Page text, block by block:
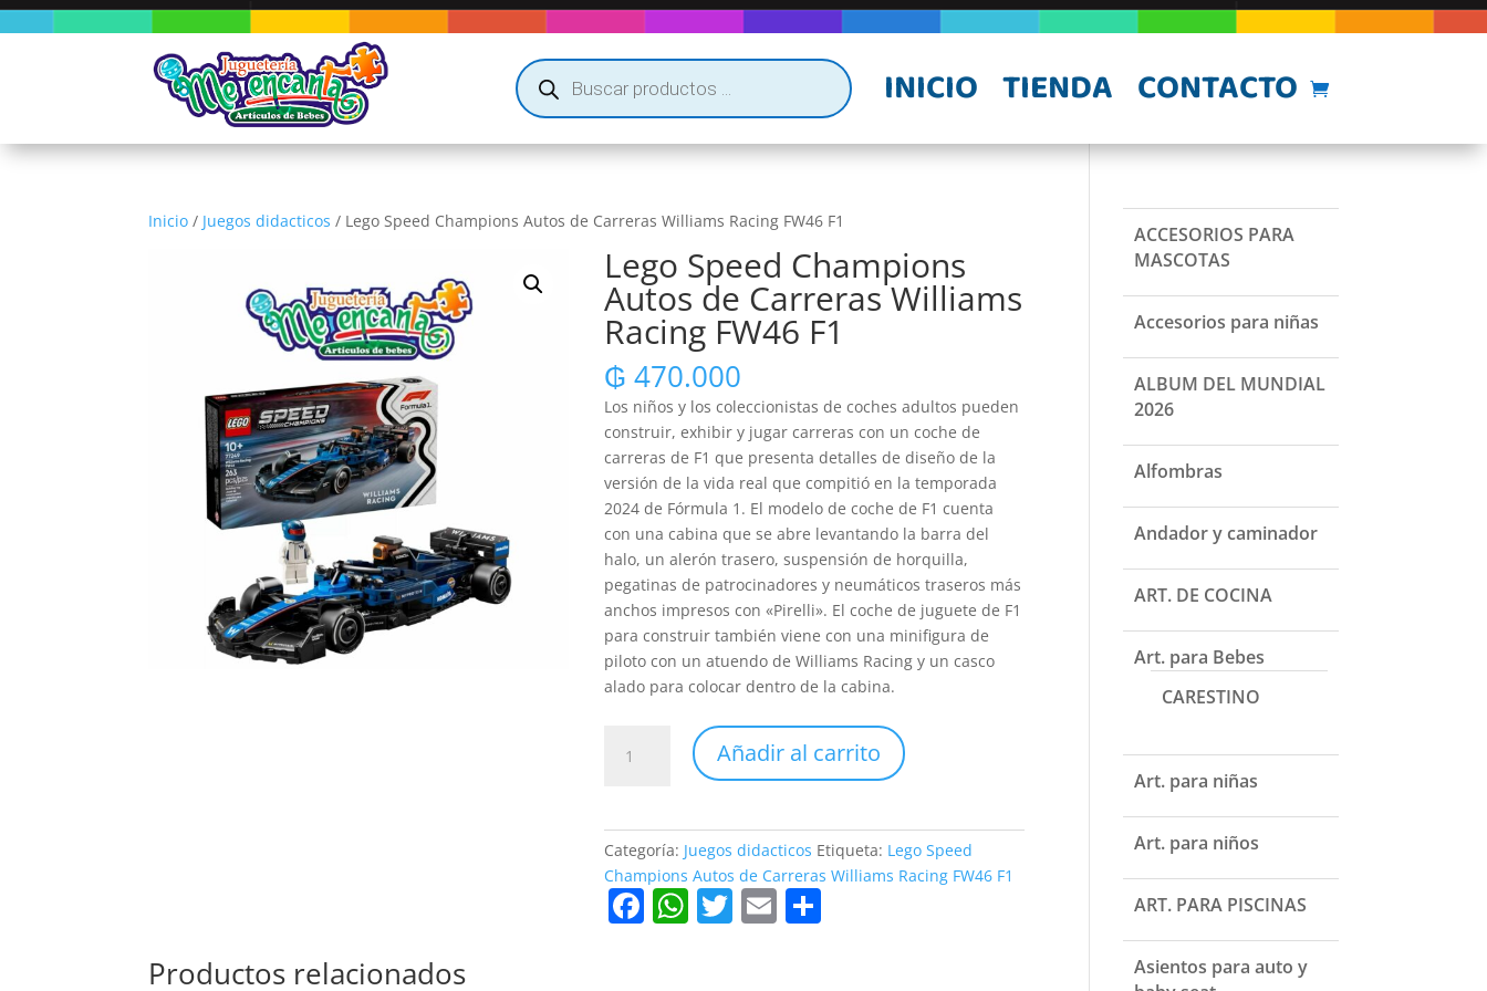
Búsqueda
de
productos INICIO TIENDA CONTACTO
Inicio / Juegos didacticos / Lego Speed Champions Autos de Carreras Williams Racing FW46 F1
Lego Speed Champions
Autos de Carreras Williams
Racing FW46 F1
₲ 470.000
Los niños y los coleccionistas de coches adultos pueden
construir, exhibir y jugar carreras con un coche de
carreras de F1 que presenta detalles de diseño de la
versión de la vida real que compitió en la temporada
2024 de Fórmula 1. El modelo de coche de F1 cuenta
con una cabina que se abre levantando la barra del
halo, un alerón trasero, suspensión de horquilla,
pegatinas de patrocinadores y neumáticos traseros más
anchos impresos con «Pirelli». El coche de juguete de F1
para construir también viene con una minifigura de
piloto con un atuendo de Williams Racing y un casco
alado para colocar dentro de la cabina.
Speed
Carreras
Williams
Racing
Añadir al carrito
Categoría: Juegos didacticos Etiqueta: Lego Speed
Champions Autos de Carreras Williams Racing FW46 F1
F W T E
Productos relacionados
ACCESORIOS PARA
MASCOTAS
Accesorios para niñas
ALBUM DEL MUNDIAL
2026
Alfombras
Andador y caminador
ART. DE COCINA
Art. para Bebes
CARESTINO
Art. para niñas
Art. para niños
ART. PARA PISCINAS
Asientos para auto y